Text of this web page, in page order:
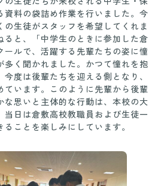
資料の袋詰め作業を行いました。今
の生徒がスタッフを希望してくれま
ると、「中学生のときに参加した倉
ールで、活躍する先輩たちの姿に憧
多く聞かれました。かつて憧れを抱
度は後輩たちを迎える側となり、
ています。このように先輩から後輩
な思いと主体的な行動は、本校の大
当日は倉敷高校教職員および生徒一
ことを楽しみにしています。